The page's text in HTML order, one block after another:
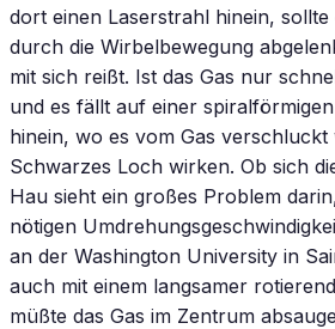
dort einen Laserstrahl hinein,
durch die Wirbelbewegung
mit sich reißt. Ist das Gas nur
und es fällt auf einer
hinein, wo es vom Gas
Schwarzes Loch wirken. Ob sich
Hau sieht ein großes Problem
nötigen
an der Washington University in
auch mit einem langsamer
müßte das Gas im Zentrum